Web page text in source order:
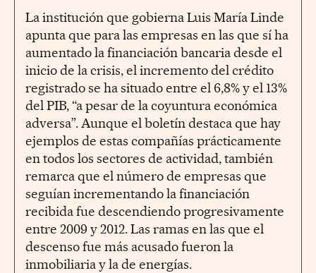
La institución que gobierna Luis María Linde
apunta que para las empresas en las que sí ha
aumentado la financiación bancaria desde el
inicio de la crisis, el incremento del crédito
registrado se ha situado entre el 6,8% y el 13%
del PIB, “a pesar de la coyuntura económica
adversa”. Aunque el boletín destaca que hay
ejemplos de estas compañías prácticamente
en todos los sectores de actividad, también
remarca que el número de empresas que
seguían incrementando la financiación
recibida fue descendiendo progresivamente
entre 2009 y 2012. Las ramas en las que el
descenso fue más acusado fueron la
inmobiliaria y la de energías.